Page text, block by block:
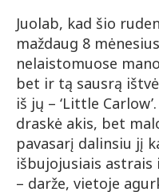
Juolab, kad šio
maždaug 8
nelaistomuose
bet ir tą sausrą
iš jų – ‘Little
draskė akis, bet
pavasarį dalinsiu jį
išbujojusiais
– darže, vietoje